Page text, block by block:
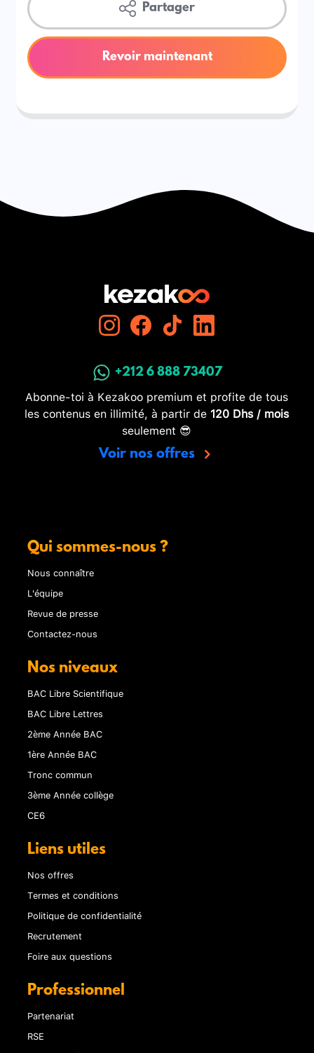
Partager
Revoir maintenant
+212 6 888 73407
Abonne-toi à Kezakoo premium et profite de tous
les contenus en illimité, à partir de 120 Dhs / mois
seulement 😎
Voir nos offres
Qui sommes-nous ?
Nous connaître
L'équipe
Revue de presse
Contactez-nous
Nos niveaux
BAC Libre Scientifique
BAC Libre Lettres
2ème Année BAC
1ère Année BAC
Tronc commun
3ème Année collège
CE6
Liens utiles
Nos offres
Termes et conditions
Politique de confidentialité
Recrutement
Foire aux questions
Professionnel
Partenariat
RSE